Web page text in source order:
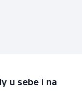
u sebe i na